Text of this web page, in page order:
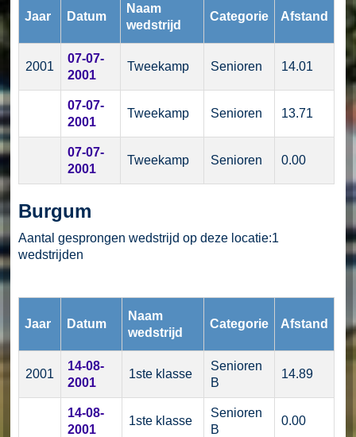
Jaar Datum
Naam
wedstrijd
Categorie Afstand
2001
07-07-
2001
Tweekamp Senioren 14.01
07-07-
2001
Tweekamp Senioren 13.71
07-07-
2001
Tweekamp Senioren 0.00
Burgum
Aantal gesprongen wedstrijd op deze locatie:1
wedstrijden
Jaar Datum
Naam
wedstrijd
Categorie Afstand
2001
14-08-
2001
1ste klasse
Senioren
B
14.89
14-08-
2001
1ste klasse
Senioren
B
0.00